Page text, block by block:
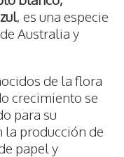
, es una especie
Australia y
de la flora
crecimiento se
para su
producción de
papel y